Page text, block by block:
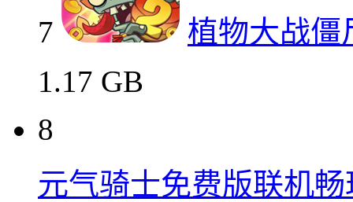
7
植物大战僵
1.17 GB
8
元气骑士免费版联机